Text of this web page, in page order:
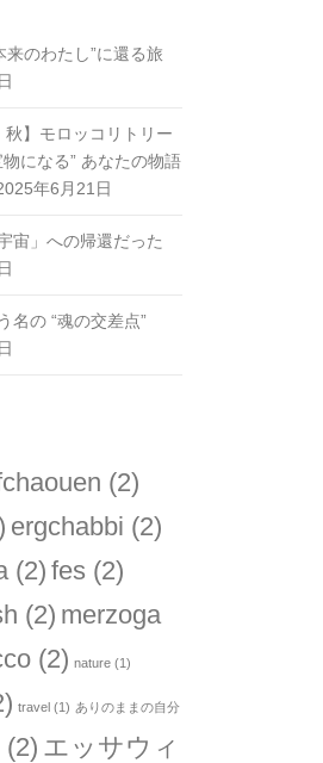
来のわたし”に還る旅
秋】モロッコリトリー
になる” あなたの物語
年6月21日
宙」への帰還だった
名の “魂の交差点”
(2)
ergchabbi (2)
(2) fes (2)
(2) merzoga
(2) nature (1)
travel (1) ありのままの自分
(2) エッサウィ